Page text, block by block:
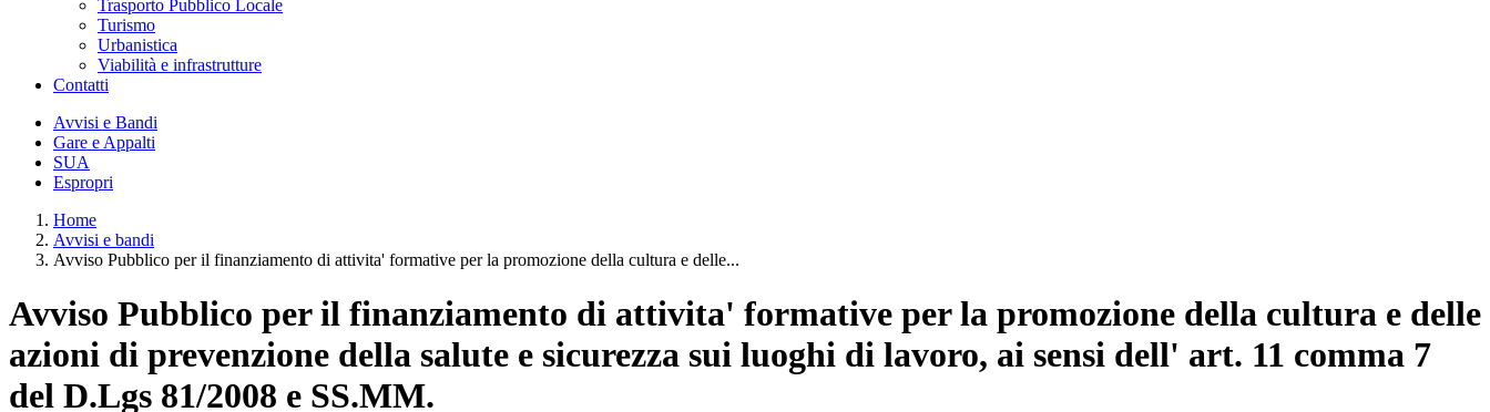
Trasporto Pubblico Locale
Turismo
Urbanistica
Viabilità e infrastrutture
Contatti
Avvisi e Bandi
Gare e Appalti
SUA
Espropri
Home
Avvisi e bandi
Avviso Pubblico per il finanziamento di attivita' formative per la promozione della cultura e delle...
Avviso Pubblico per il finanziamento di attivita' formative per la promozione della cultura e delle
azioni di prevenzione della salute e sicurezza sui luoghi di lavoro, ai sensi dell' art. 11 comma 7
del D.Lgs 81/2008 e SS.MM.